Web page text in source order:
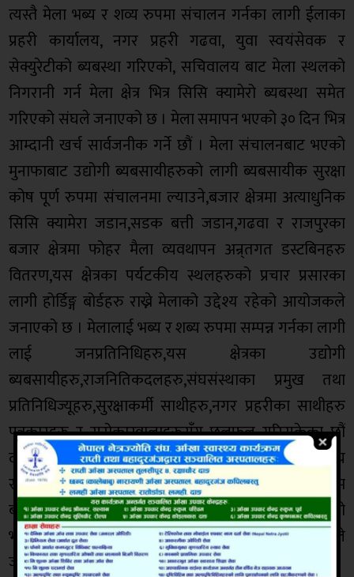
त्यस्तै मेला भब्य र शव्य रुपमा संचालन गर्नका लागी ईलाका
प्रहरी कार्यालय, नगर प्रहरी गढवा, युवा स्वयंसेवक र
सेक्युरेटीको ब्यबस्था गरिएको, सचिवालय बाट मेला स्थलको
निगरानी गर्न मेला क्षेत्र भित्र सिसि क्यामेरो ब्यबस्था समेत
गरिएको संघले जनाएको छ । मेला समापन भएको ३० दिन भित्र
आम्दानी खर्च सार्वजनीक गर्ने छौं । मेला संचालनबाट भएको
मुनाफाबाट उद्योगी ब्यबसायीहरुको लागी ब्यबसायीक सुरक्षा
कोष पूर्ण रुपमा संचालनमा ल्याउने,बजार क्षेत्रमा अत्याधुनिक
सिसि क्यामेरा जडान,सडक बत्ती जडान,गढवा र राजपुरका
बजार क्षेत्रमा फोहर मैला व्यवथापन अन्र्तगत डस्टबिनहरु
वितरण,यस क्षेत्रका पर्यटकीय स्थलहरुको प्रचार प्रसारका
लागी होर्डिङ्ग बोर्डहरु राख्ने मेलाको उद्देश्य रहेको आयोजकले
जनाएको छ । मेलालाई भब्य र शब्य रुपमा सम्पन्न गर्नका लागी
लाई जनप्रतिनिधिहरु,यस क्षेत्रका उद्योगी
ब्यबसायीहरु,राजनितिकदलहरु,संघसंस्थाका प्रमुख तथा
प्रतिनिधिज्यूहरु,सुरक्षाकर्मी साथीहरु,नगर प्रहरीका साथीहरु
पत्रकारहरु र सरोकारवालाहरुसँग छलफल गरिसकेका छौं
दाङ जिल्लामा भारतसँग सिमा जोडिएको गढवा उद्योग बाणीज्य
संघ मात्र भएकोले यस क्षेत्रमा उत्पादित सामाग्री भारत सम्म
बजारीकरण होस् भन्ने हेतुले भारतको तुलसीपुरमा रहेको
भारतिय ब्यापार मण्डलसँग समन्वय र सहकार्य गरिएको संघले
जनाएको छ ।